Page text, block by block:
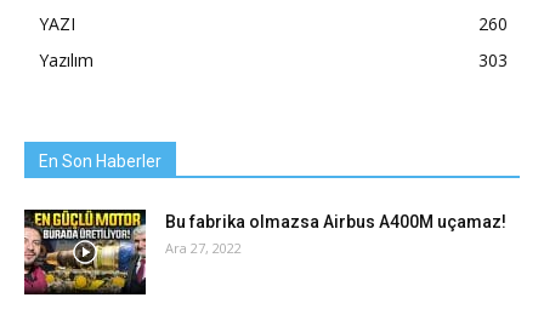
YAZI
260
Yazılım
303
En Son Haberler
Bu fabrika olmazsa Airbus A400M uçamaz!
Ara 27, 2022